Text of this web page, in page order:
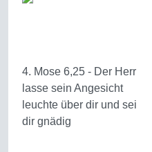
4. Mose 6,25 - Der Herr
lasse sein Angesicht
leuchte über dir und sei
dir gnädig